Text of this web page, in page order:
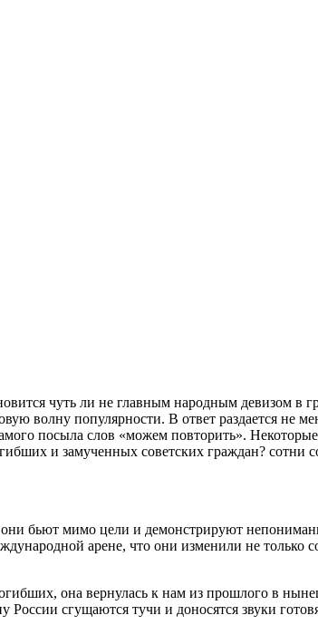
чуть ли не главным народным девизом
волну популярности. В ответ раздается не
посыла слов «можем повторить».
и замученных советских граждан?
бьют мимо цели и демонстрируют
арене, что они изменили не только
она вернулась к нам из прошлого в
России сгущаются тучи и доносятся звуки